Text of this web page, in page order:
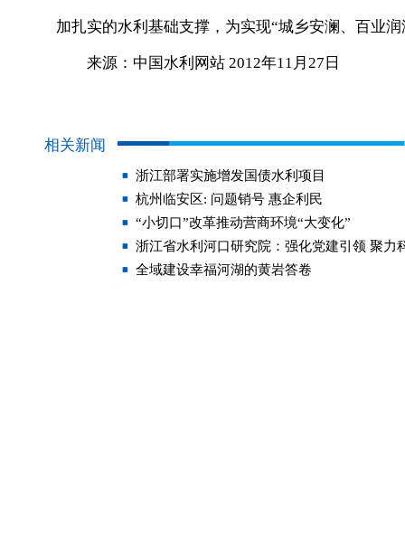
加扎实的水利基础支撑，为实现“城乡安澜、百业
来源：中国水利网站 2012年11月27日
相关新闻
浙江部署实施增发国债水利项目
杭州临安区: 问题销号 惠企利民
“小切口”改革推动营商环境“大变化”
浙江省水利河口研究院：强化党建引领 聚力
全域建设幸福河湖的黄岩答卷